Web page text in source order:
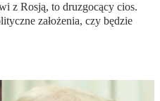
z Rosją, to druzgocący cios.
założenia, czy będzie